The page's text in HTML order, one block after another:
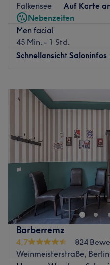
Falkensee
Auf Karte
Nebenzeiten
Men facial
45 Min. - 1 Std.
Schnellansicht Saloninfos
Dienstag
Mittwoch
Samstag
Das moderne
sich in der Spandauer
direkt an der Grenze zu
Falkensee, Berlin-Spandau
erreichbar. Hier erwartet
Wohlfühlatmosphäre sowie
Behandlungen, die
abgestimmt sind.
Barberremz
4,7
824
Weinmeisterstraße, Berlin